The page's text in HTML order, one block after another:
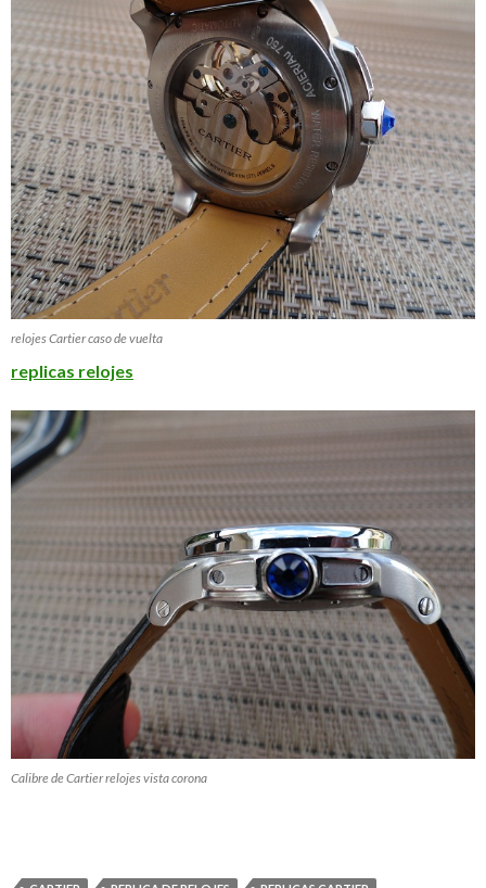
relojes Cartier caso de vuelta
replicas relojes
Calibre de Cartier relojes vista corona